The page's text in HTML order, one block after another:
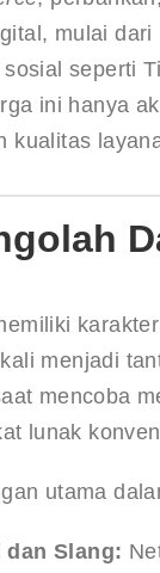
mulai
seperti
ini hanya
kualitas
menjadi
mencoba
lunak
utama
dan Slang: